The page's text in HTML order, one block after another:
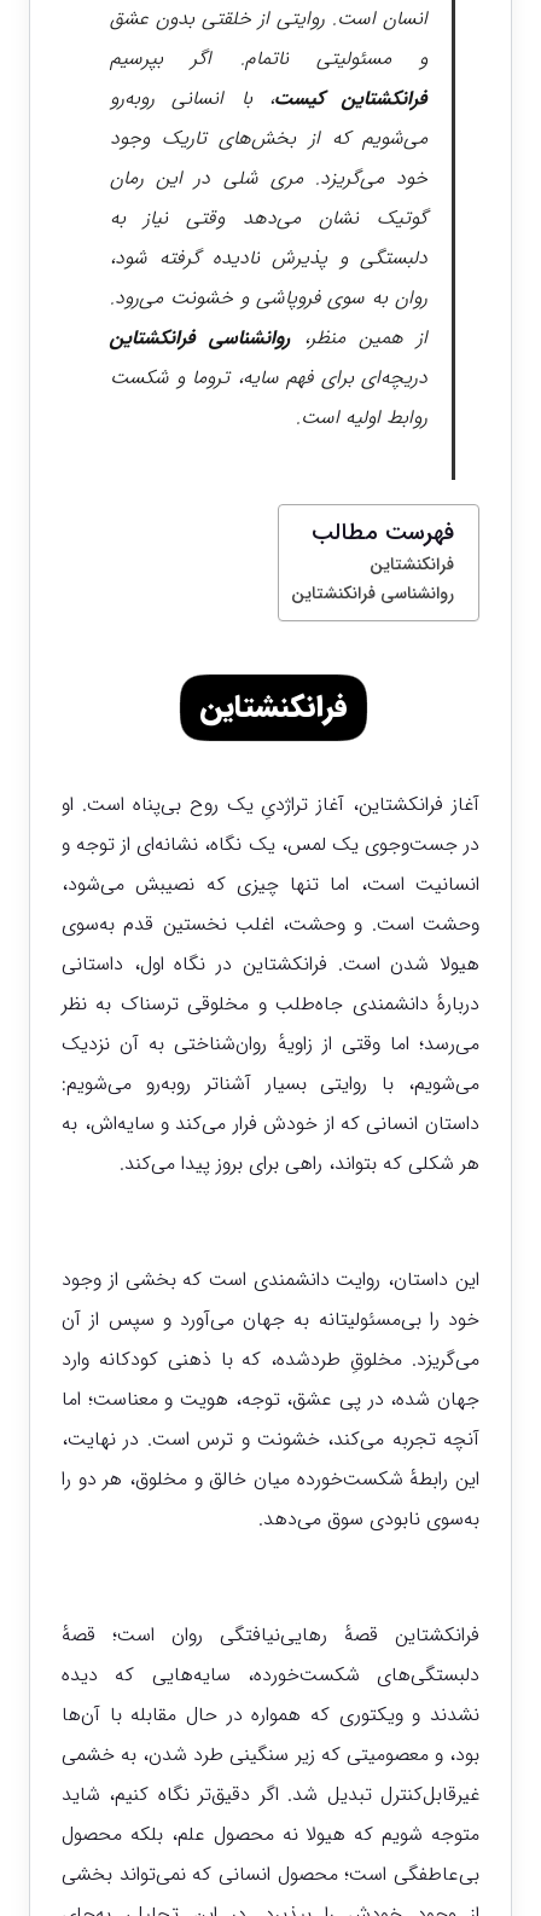
انسان است. روایتی از خلقتی بدون عشق
و مسئولیتی ناتمام. اگر بپرسیم
فرانکشتاین کیست، با انسانی روبه‌رو
می‌شویم که از بخش‌های تاریک وجود
خود می‌گریزد. مری شلی در این رمان
گوتیک نشان می‌دهد وقتی نیاز به
دلبستگی و پذیرش نادیده گرفته شود،
روان به سوی فروپاشی و خشونت می‌رود.
از همین منظر،روانشناسی فرانکشتاین
دریچه‌ای برای فهم سایه، تروما و شکست
روابط اولیه است.
فهرست مطالب
فرانکنشتاین
روانشناسی فرانکنشتاین
فرانکنشتاین
آغاز فرانکشتاین، آغاز تراژدیِ یک روح بی‌پناه است. او
در جست‌وجوی یک لمس، یک نگاه، نشانه‌ای از توجه و
انسانیت است، اما تنها چیزی که نصیبش می‌شود،
وحشت است. و وحشت، اغلب نخستین قدم به‌سوی
هیولا شدن است. فرانکشتاین در نگاه اول، داستانی
دربارهٔ دانشمندی جاه‌طلب و مخلوقی ترسناک به نظر
می‌رسد؛ اما وقتی از زاویهٔ روان‌شناختی به آن نزدیک
می‌شویم، با روایتی بسیار آشناتر روبه‌رو می‌شویم:
داستان انسانی که از خودش فرار می‌کند و سایه‌اش، به
هر شکلی که بتواند، راهی برای بروز پیدا می‌کند.
این داستان، روایت دانشمندی است که بخشی از وجود
خود را بی‌مسئولیتانه به جهان می‌آورد و سپس از آن
می‌گریزد. مخلوقِ طردشده، که با ذهنی کودکانه وارد
جهان شده، در پی عشق، توجه، هویت و معناست؛ اما
آنچه تجربه می‌کند، خشونت و ترس است. در نهایت،
این رابطهٔ شکست‌خورده میان خالق و مخلوق، هر دو را
به‌سوی نابودی سوق می‌دهد.
فرانکشتاین قصهٔ رهایی‌نیافتگی روان است؛ قصهٔ
دلبستگی‌های شکست‌خورده، سایه‌هایی که دیده
نشدند و ویکتوری که همواره در حال مقابله با آن‌ها
بود، و معصومیتی که زیر سنگینی طرد شدن، به خشمی
غیرقابل‌کنترل تبدیل شد. اگر دقیق‌تر نگاه کنیم، شاید
متوجه شویم که هیولا نه محصول علم، بلکه محصول
بی‌عاطفگی است؛ محصول انسانی که نمی‌تواند بخشی